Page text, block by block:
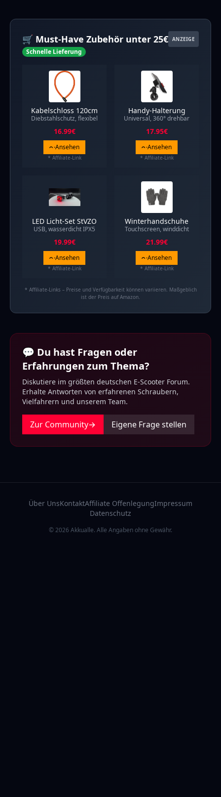
🛒 Must-Have Zubehör unter 25€ ANZEIGE
Schnelle Lieferung
Kabelschloss 120cm
Diebstahlschutz, flexibel
16.99€
Ansehen
* Affiliate-Link
Handy-Halterung
Universal, 360° drehbar
17.95€
Ansehen
* Affiliate-Link
LED Licht-Set StVZO
USB, wasserdicht IPX5
19.99€
Ansehen
* Affiliate-Link
Winterhandschuhe
Touchscreen, winddicht
21.99€
Ansehen
* Affiliate-Link
* Affiliate-Links – Preise und Verfügbarkeit können variieren. Maßgeblich
ist der Preis auf Amazon.
💬 Du hast Fragen oder
Erfahrungen zum Thema?
Diskutiere im größten deutschen E-Scooter Forum.
Erhalte Antworten von erfahrenen Schraubern,
Vielfahrern und unserem Team.
Zur Community→ Eigene Frage stellen
Über UnsKontaktAffiliate OffenlegungImpressum
Datenschutz
© 2026 Akkualle. Alle Angaben ohne Gewähr.